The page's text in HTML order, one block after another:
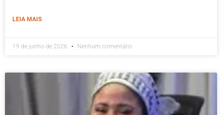
LEIA MAIS
19 de junho de 2026 Nenhum comentário